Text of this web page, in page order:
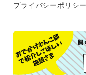
プライバシーポリシー